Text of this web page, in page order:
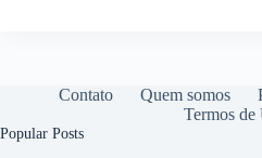
Contato Quem somos
Termos de
Popular Posts